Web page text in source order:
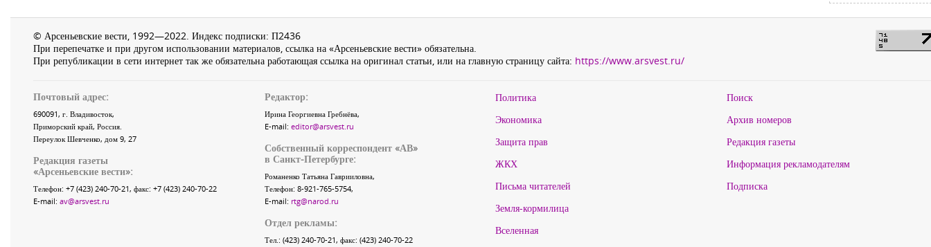
© Арсеньевские вести, 1992—2022. Индекс подписки: П2436
При перепечатке и при другом использовании материалов, ссылка на «Арсеньевские вести» обязательна.
При републикации в сети интернет так же обязательна работающая ссылка на оригинал статьи, или на главную страницу сайта: https://www.arsvest.ru/
Почтовый адрес:
690091, г. Владивосток,
Приморский край, Россия.
Переулок Шевченко, дом 9, 27
Редакция газеты
«Арсеньевские вести»:
Телефон: +7 (423) 240-70-21, факс: +7 (423) 240-70-22
E-mail: av@arsvest.ru
Редактор:
Ирина Георгиевна Гребнёва,
E-mail: editor@arsvest.ru
Собственный корреспондент «АВ»
в Санкт-Петербурге:
Романенко Татьяна Гаврииловна,
Телефон: 8-921-765-5754,
E-mail: rtg@narod.ru
Отдел рекламы:
Тел.: (423) 240-70-21, факс: (423) 240-70-22
Политика
Экономика
Защита прав
ЖКХ
Письма читателей
Земля-кормилица
Вселенная
Поиск
Архив номеров
Редакция газеты
Информация рекламодателям
Подписка